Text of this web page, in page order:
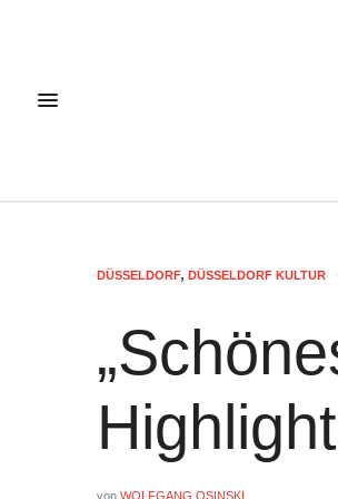
DÜSSELDORF, DÜSSELDORF KULTUR
von WOLFGANG OSINSKI